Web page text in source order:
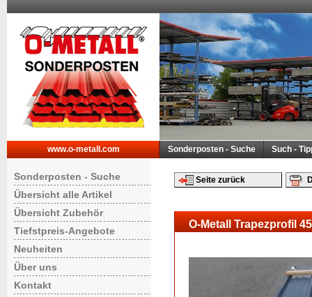
www.o-metall.com Sonderposten - Suche Such -
Sonderposten - Suche
Übersicht alle Artikel
Übersicht Zubehör
Tiefstpreis-Angebote
Neuheiten
Über uns
Kontakt
Seite zurück
O-Metall Trapezprofil